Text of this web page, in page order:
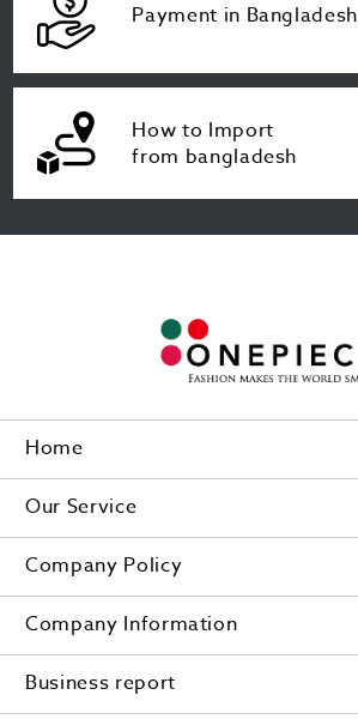
Payment in Bangladesh
How to Import
from bangladesh
Home
Our Service
Company Policy
Company Information
Business report